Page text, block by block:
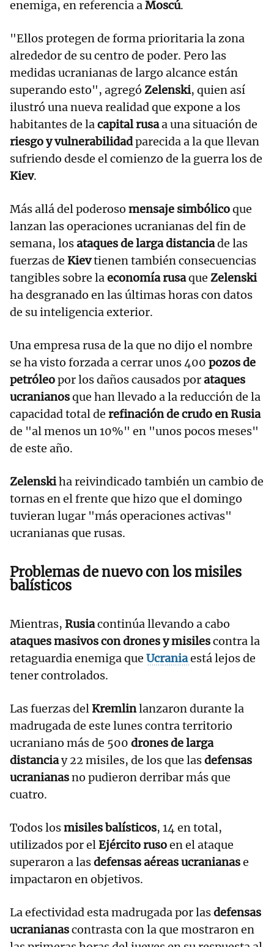
enemiga, en referencia aMoscú.
"Ellos protegen de forma prioritaria la zona
alrededor de su centro de poder. Pero las
medidas ucranianas de largo alcance están
superando esto", agregó Zelenski, quien así
ilustró una nueva realidad que expone a los
habitantes de lacapital rusaa una situación de
riesgo y vulnerabilidadparecida a la que llevan
sufriendo desde el comienzo de la guerra los de
Kiev.
Más allá del poderoso mensaje simbólicoque
lanzan las operaciones ucranianas del fin de
semana, losataques de larga distanciade las
fuerzas de Kievtienen también consecuencias
tangibles sobre laeconomía rusaque Zelenski
ha desgranado en las últimas horas con datos
de su inteligencia exterior.
Una empresa rusa de la que no dijo el nombre
se ha visto forzada a cerrar unos 400 pozos de
petróleopor los daños causados porataques
ucranianosque han llevado a la reducción de la
capacidad total de refinación de crudo en Rusia
de "al menos un 10%" en "unos pocos meses"
de este año.
Zelenskiha reivindicado también un cambio de
tornas en el frente que hizo que el domingo
tuvieran lugar "más operaciones activas"
ucranianas que rusas.
Problemas de nuevo con los misiles
balísticos
Mientras, Rusiacontinúa llevando a cabo
ataques masivos con drones y misilescontra la
retaguardia enemiga que Ucraniaestá lejos de
tener controlados.
Las fuerzas delKremlinlanzaron durante la
madrugada de este lunes contra territorio
ucraniano más de 500 drones de larga
distanciay 22 misiles, de los que lasdefensas
ucranianasno pudieron derribar más que
cuatro.
Todos losmisiles balísticos, 14 en total,
utilizados por elEjército rusoen el ataque
superaron a lasdefensas aéreas ucranianase
impactaron en objetivos.
La efectividad esta madrugada por lasdefensas
ucranianascontrasta con la que mostraron en